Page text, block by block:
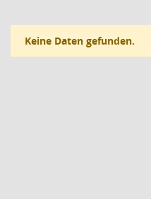
Keine Daten gefunden.